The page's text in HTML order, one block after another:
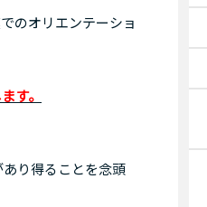
のオリエンテーショ
す。
り得ることを念頭